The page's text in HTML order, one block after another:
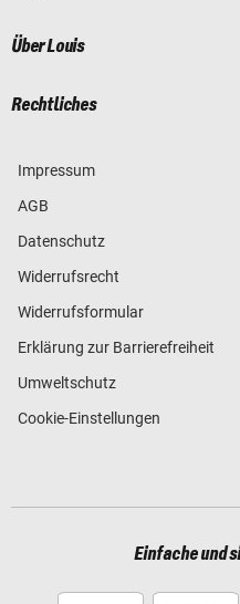
Über Louis
Rechtliches
Impressum
AGB
Datenschutz
Widerrufsrecht
Widerrufsformular
Erklärung zur Barrierefreiheit
Umweltschutz
Cookie-Einstellungen
Einfache und